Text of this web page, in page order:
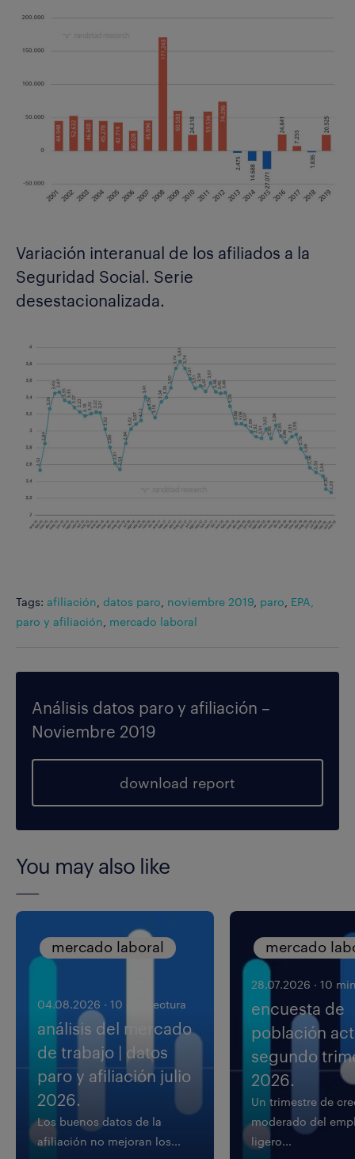
Variación interanual de los afiliados a la
Seguridad Social. Serie
desestacionalizada.
Tags: afiliación datos paro noviembre 2019 paro EPA,
paro y afiliación mercado laboral
Análisis datos paro y afiliación –
Noviembre 2019
download report
You may also like
mercado laboral
04.08.2026 · 10 min lectura
análisis del mercado
de trabajo | datos
paro y afiliación julio
2026.
Los buenos datos de la
afiliación no mejoran los...
mercado
28.07.2026 · 10
encuesta de
población
segundo
2026.
Un trimestre de
moderado del
ligero...